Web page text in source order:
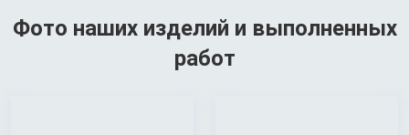
Фото наших изделий и выполненных
работ